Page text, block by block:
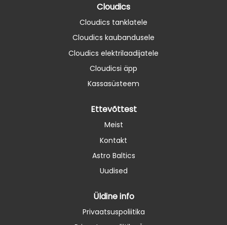
Cloudics
Cloudics tanklatele
Cloudics kaubandusele
Cloudics elektrilaadijatele
Cloudicsi äpp
Kassasüsteem
Ettevõttest
Meist
Kontakt
Astro Baltics
Uudised
Üldine info
Privaatsuspoliitika